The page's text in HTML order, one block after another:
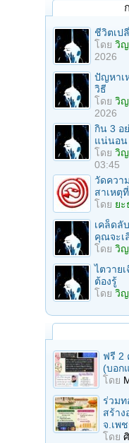
ชีวิตเป
โดย วิ
2026
ปัญหาเ
วิธี
โดย วิ
2026
กิน 3 อ
แน่นอน
โดย วิ
03:45
วัดควา
สาเหตุ
โดย ย
เคล็ดลั
คุณจะเ
โดย วิ
ไตวาย
ต้องรู้
โดย วิ
ฟรี 2
(บอก
โดย
ร่วม
สร้า
จ.เพ
โดย